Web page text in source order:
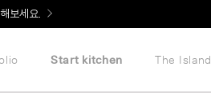
보세요.
Start kitchen The Island